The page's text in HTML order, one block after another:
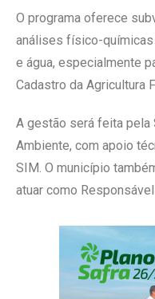
O programa oferece
análises físico-
e água, especialmente
Cadastro da Agricultura
A gestão será feita pela
Ambiente, com apoio
SIM. O município
atuar como